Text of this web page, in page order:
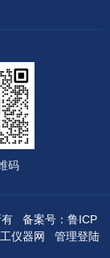
码
有 备案号：鲁ICP
仪器网 管理登陆